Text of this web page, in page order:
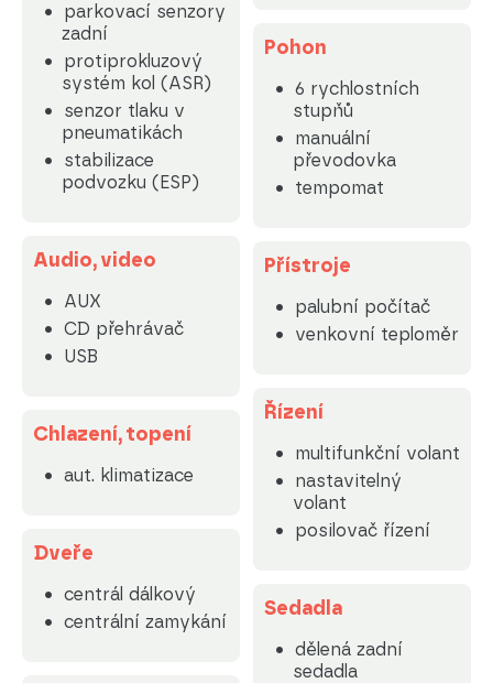
parkovací senzory
zadní
protiprokluzový
systém kol (ASR)
senzor tlaku v
pneumatikách
stabilizace
podvozku (ESP)
Audio, video
AUX
CD přehrávač
USB
Chlazení, topení
aut. klimatizace
Dveře
centrál dálkový
centrální zamykání
Pohon
6 rychlostních
stupňů
manuální
převodovka
tempomat
Přístroje
palubní počítač
venkovní teploměr
Řízení
multifunkční volant
nastavitelný
volant
posilovač řízení
Sedadla
dělená zadní
sedadla